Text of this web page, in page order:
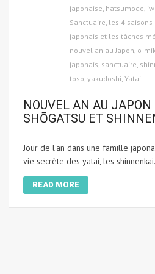
japonaise, hatsumode,
Sanctuaire, les 4 saisons
japonais et les tâches
nouvel an au Japon, o-
japonais, sanctuaire,
toso, yakudoshi, Yatai
NOUVEL AN AU JAPON
SHŌGATSU ET
Jour de l'an dans une famille
vie secrète des yatai, les
READ MORE